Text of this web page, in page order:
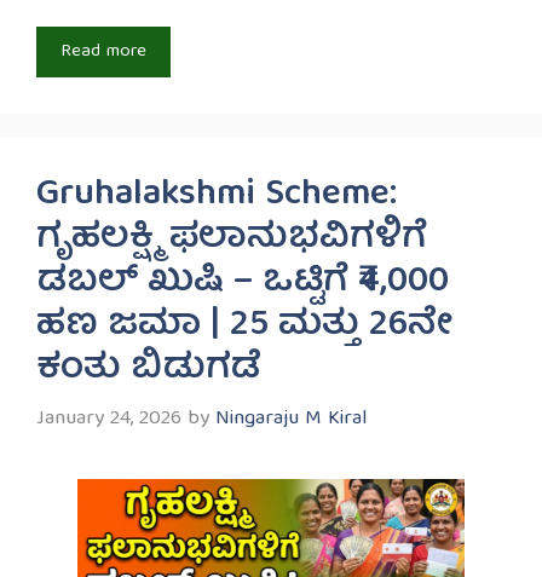
Read more
Gruhalakshmi Scheme:
ಗೃಹಲಕ್ಷ್ಮಿ ಫಲಾನುಭವಿಗಳಿಗೆ
ಡಬಲ್ ಖುಷಿ – ಒಟ್ಟಿಗೆ ₹4,000
ಹಣ ಜಮಾ | 25 ಮತ್ತು 26ನೇ
ಕಂತು ಬಿಡುಗಡೆ
January 24, 2026 by Ningaraju M Kiral